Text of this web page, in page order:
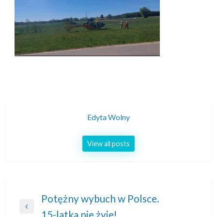
Edyta Wolny
View all posts
Nawigacja
Previous
Potężny wybuch w Polsce.
15-latka nie żyje!